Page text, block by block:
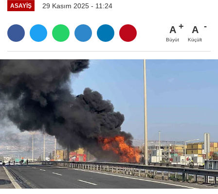
ASAYIŞ 29 Kasım 2025 - 11:24
A
Büyüt
A
Küçült